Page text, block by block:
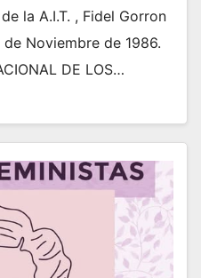
la A.I.T. , Fidel Gorron
Noviembre de 1986.
DE LOS…